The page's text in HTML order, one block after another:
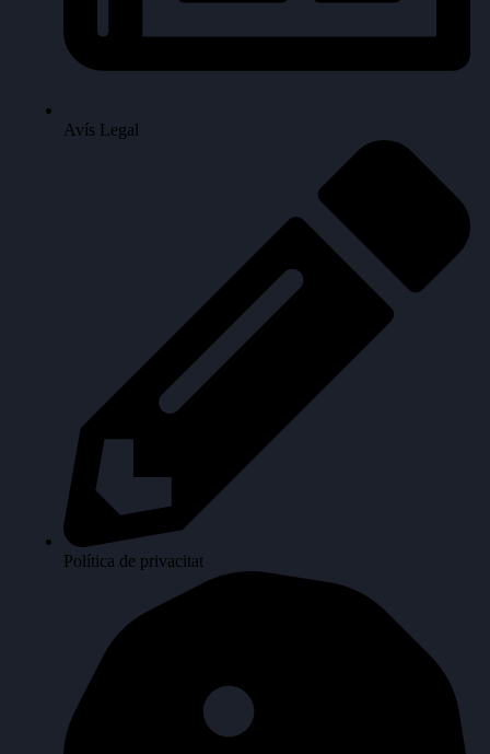
Avís Legal
Política de privacitat